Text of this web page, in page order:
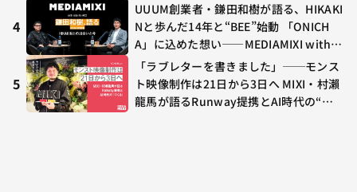
4
UUUM創業者・鎌田和樹が語る、HIKAKI
Nと歩んだ14年と“BEE”始動 「ONICH
A」に込めた想い——MEDIAMIXI with in
terfm #3
5
「ラブレターを書きました」──モンス
ト映像制作は21日から3日へ MIXI・村瀨
龍馬が語るRunway提携とAI時代の“つ